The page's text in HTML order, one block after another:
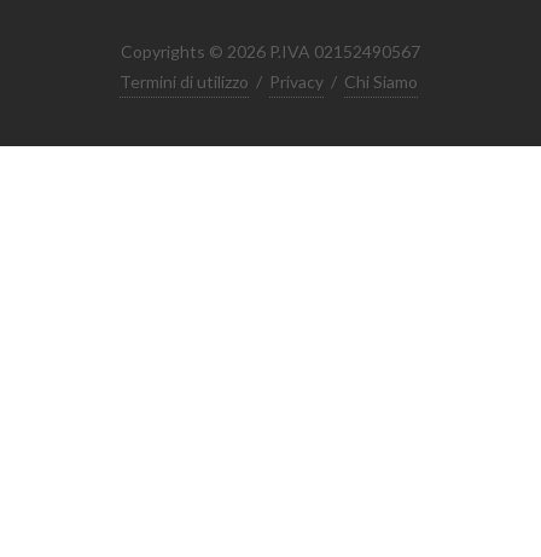
Copyrights © 2026 P.IVA 02152490567
Termini di utilizzo / Privacy / Chi Siamo